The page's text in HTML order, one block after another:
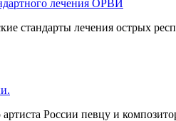
лечения ОРВИ
стандарты лечения острых
России певцу и